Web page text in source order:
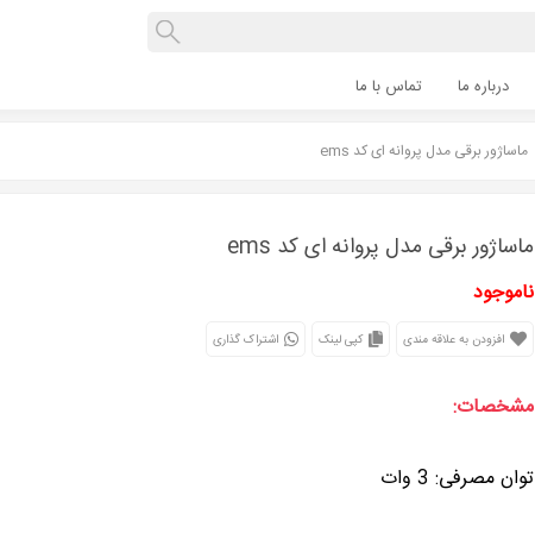
درباره ما تماس با ما
ماساژور برقی مدل پروانه ای کد ems
ماساژور برقی مدل پروانه ای کد ems
ناموجود
افزودن به علاقه مندی کپی لینک اشتراک گذاری
مشخصات:
توان مصرفی: 3 وات